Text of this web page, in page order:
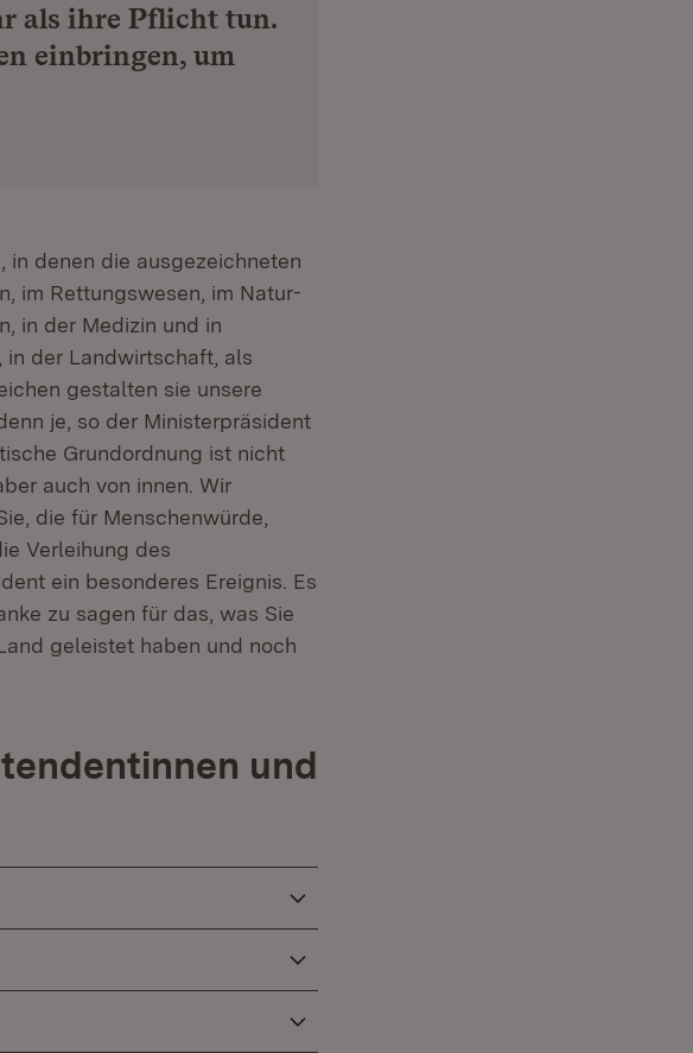
als ihre Pflicht tun.
einbringen, um
denen die ausgezeichneten
im Rettungswesen, im Natur-
in der Medizin und in
in der Landwirtschaft, als
gestalten sie unsere
je, so der Ministerpräsident
Grundordnung ist nicht
auch von innen. Wir
die für Menschenwürde,
Verleihung des
ein besonderes Ereignis. Es
zu sagen für das, was Sie
geleistet haben und noch
und